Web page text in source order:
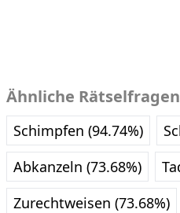
Ähnliche Rätselfragen
Schimpfen (94.74%)
Abkanzeln (73.68%)
Zurechtweisen (73.68%)